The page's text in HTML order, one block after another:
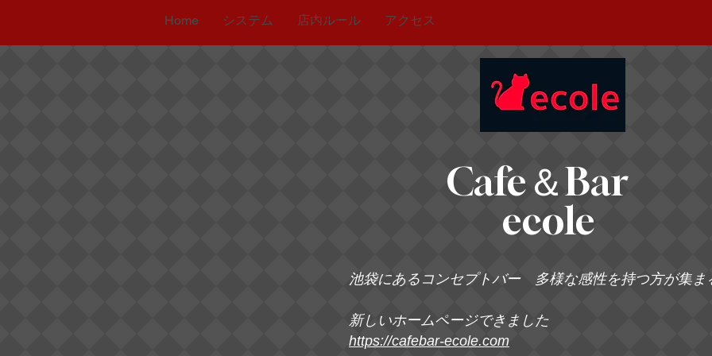
Home システム 店内ルール アクセス
システム
Cafe＆Bar
ecole
池袋にあるコンセプトバー 多様な感性を持つ方が集ま
新しいホームページできました
https://cafebar-ecole.com